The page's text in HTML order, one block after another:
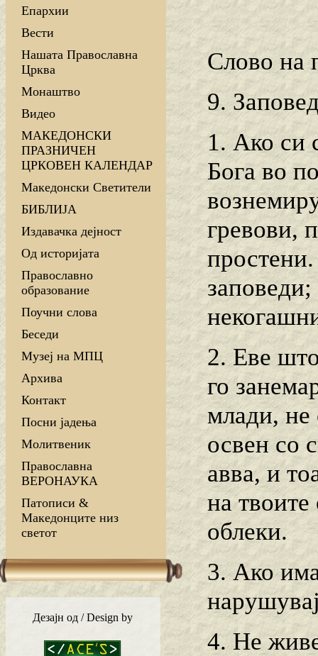
Епархии
Вести
Нашата Православна
Црква
Монаштво
Видео
МАКЕДОНСКИ
ПРАЗНИЧЕН
ЦРКОВЕН КАЛЕНДАР
Македонски Светители
БИБЛИЈА
Издавачка дејност
Од историјата
Православно
образование
Поучни слова
Беседи
Музеј на МПЦ
Архива
Контакт
Посни јадења
Молитвеник
Православна
ВЕРОНАУКА
Патописи &
Македонците низ
светот
Дезајн од / Design by
Слово на
9.
1. Ако си
Бога во
гревови,
2. Еве
го
млади, не
освен со
авва, и
на
облеки.
3. Ако
4. Не